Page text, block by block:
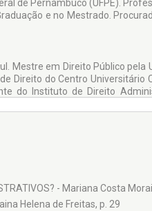
de Pernambuco (UFPE).
e no Mestrado.
Mestre em Direito Público pela
Direito do Centro Universitário
do Instituto de Direito
- Mariana Costa
Helena de Freitas, p. 29